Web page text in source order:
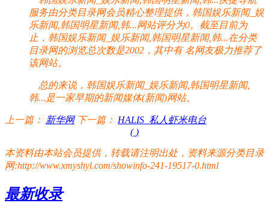
服务由分类目录网会员精心整理提供，韩国娱乐新闻_娱
乐新闻,韩国明星新闻,韩...网站评分为0。截至目前为
止，韩国娱乐新闻_娱乐新闻,韩国明星新闻,韩...在分类
目录网的浏览总次数是2002，其中有名网友极力推荐了
该网站。
总的来说，韩国娱乐新闻_娱乐新闻,韩国明星新闻,
韩...是一家早期的新闻媒体(新闻)网站。
上一篇： 新华网 下一篇： HALIS_私人虾米电台
( )
本资料由本站会员提供，转载请注明出处，资料来源分类目录
网:http://www.xmyshyl.com/showinfo-241-19517-0.html
最新收录